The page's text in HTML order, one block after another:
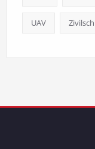
UAV